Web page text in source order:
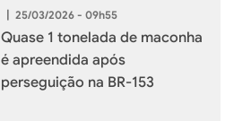
| 25/03/2026 - 09h55
Quase 1 tonelada de maconha
é apreendida após
perseguição na BR-153